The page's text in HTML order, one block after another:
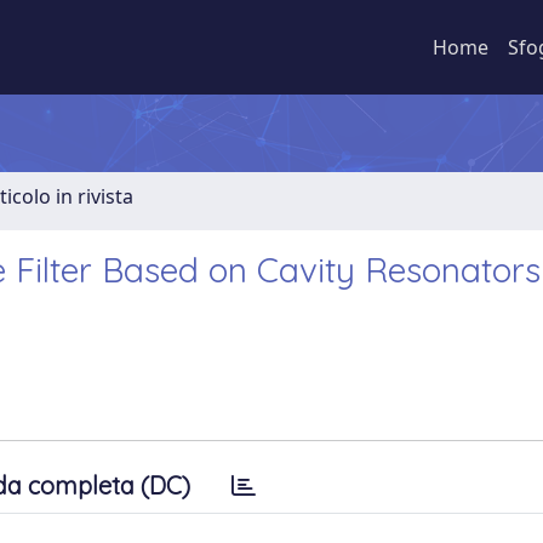
Home
in rivista
Based on Cavity
completa (DC)